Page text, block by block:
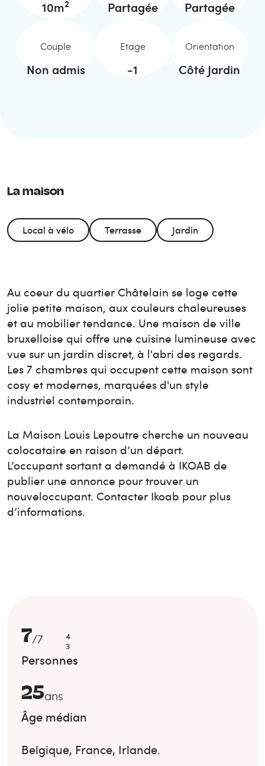
10m2 Partagée Partagée
Couple
Non admis
Etage
-1
Orientation
Côté Jardin
La maison
Local à vélo Terrasse Jardin
Au coeur du quartier Châtelain se loge cette
jolie petite maison, aux couleurs chaleureuses
et au mobilier tendance. Une maison de ville
bruxelloise qui offre une cuisine lumineuse avec
vue sur un jardin discret, à l'abri des regards.
Les 7 chambres qui occupent cette maison sont
cosy et modernes, marquées d'un style
industriel contemporain.
La Maison Louis Lepoutre cherche un nouveau
colocataire en raison d’un départ.
L’occupant sortant a demandé à IKOAB de
publier une annonce pour trouver un
nouveloccupant. Contacter Ikoab pour plus
d’informations.
7/7
4
3
Personnes
25ans
Âge médian
Belgique, France, Irlande.